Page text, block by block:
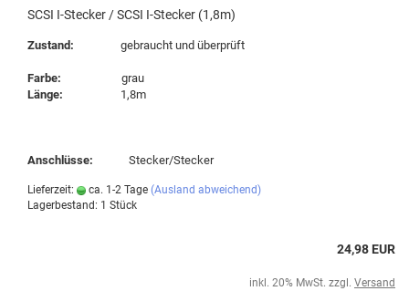
SCSI I-Stecker / SCSI I-Stecker (1,8m)
Zustand: gebraucht und überprüft
Farbe: grau
Länge:
1,8m
Anschlüsse: Stecker/Stecker
Lieferzeit: ca. 1-2 Tage (Ausland abweichend)
Lagerbestand: 1 Stück
24,98 EUR
inkl. 20% MwSt. zzgl. Versand